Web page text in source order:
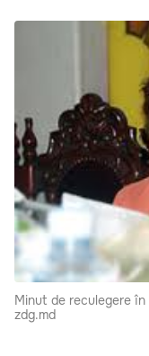
Minut de reculegere
zdg.md